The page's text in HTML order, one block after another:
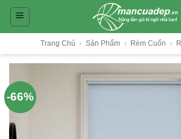
Skip
Trang Chủ › Sản Phẩm › Rèm Cuốn ›
-66%